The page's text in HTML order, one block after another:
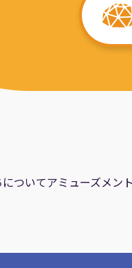
ついてアミューズメン